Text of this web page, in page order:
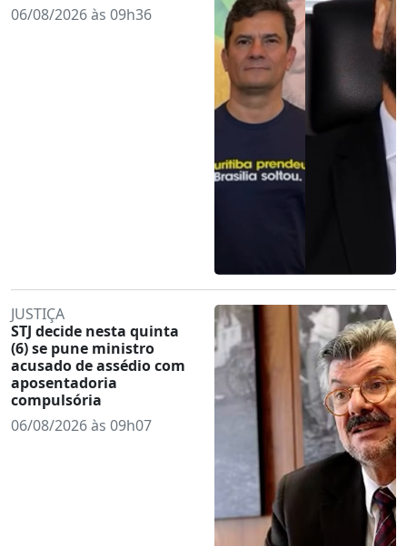
06/08/2026 às 09h36
JUSTIÇA
STJ decide nesta quinta
(6) se pune ministro
acusado de assédio com
aposentadoria
compulsória
06/08/2026 às 09h07